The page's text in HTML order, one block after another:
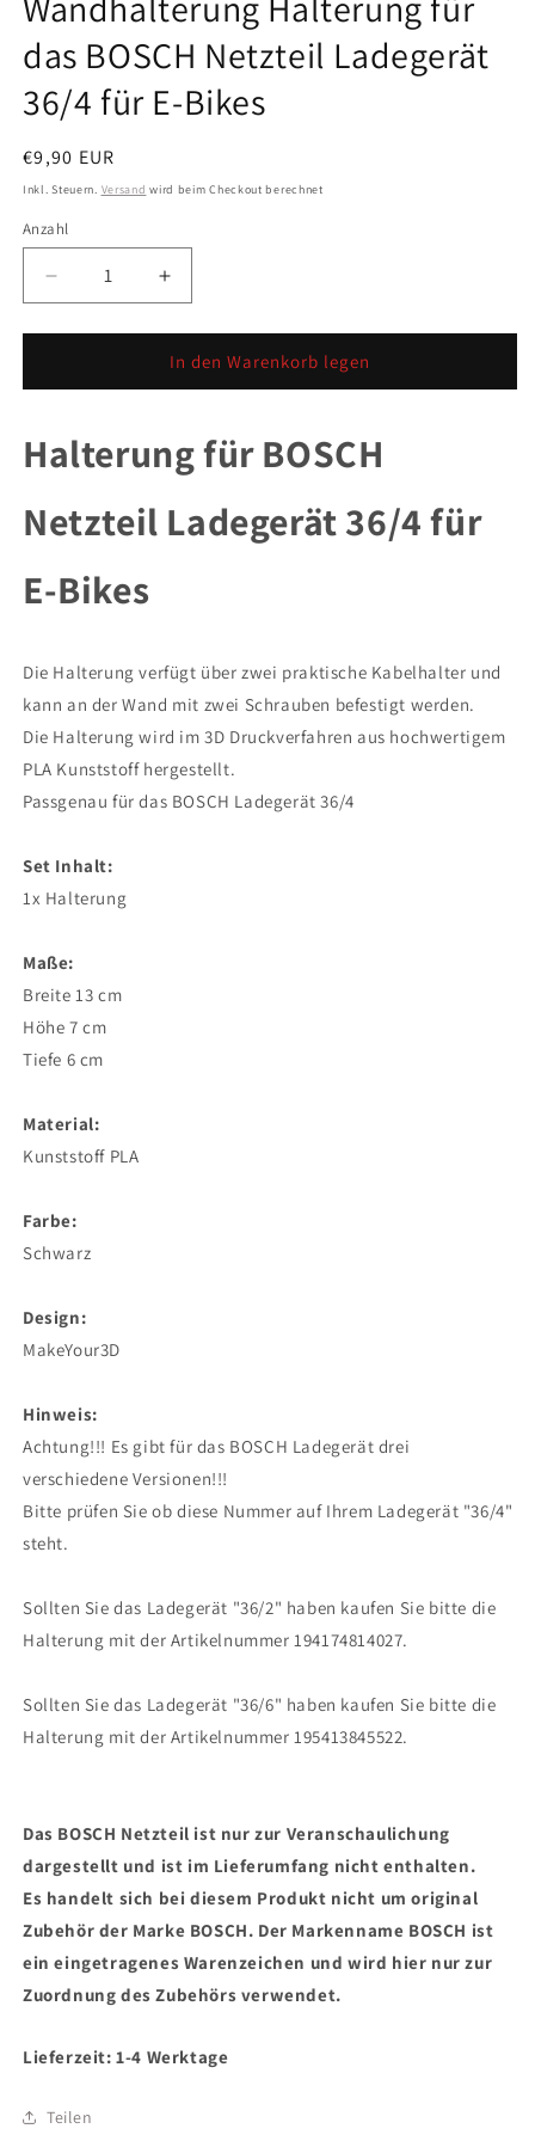
das BOSCH Netzteil Ladegerät
36/4 für E-Bikes
Normaler
Preis
€9,90 EUR
Inkl. Steuern. Versand wird beim Checkout berechnet
Anzahl
Anzahl
Verringere
die
Menge
Wandhalterung
für
das
Netzteil
Ladegerät
für
Erhöhe
die
Menge
für
Wandhalterung
das
Netzteil
Ladegerät
In den Warenkorb legen
Halterung für BOSCH
Netzteil Ladegerät 36/4 für
E-Bikes
Die Halterung verfügt über zwei praktische Kabelhalter und
kann an der Wand mit zwei Schrauben befestigt werden.
Die Halterung wird im 3D Druckverfahren aus hochwertigem
PLA Kunststoff hergestellt.
Passgenau für das BOSCH Ladegerät 36/4
Set Inhalt:
1x Halterung
Maße:
Breite 13 cm
Höhe 7 cm
Tiefe 6 cm
Material:
Kunststoff PLA
Farbe:
Schwarz
Design:
MakeYour3D
Hinweis:
Achtung!!! Es gibt für das BOSCH Ladegerät drei
verschiedene Versionen!!!
Bitte prüfen Sie ob diese Nummer auf Ihrem Ladegerät "36/4"
steht.
Sollten Sie das Ladegerät "36/2" haben kaufen Sie bitte die
Halterung mit der Artikelnummer 194174814027.
Sollten Sie das Ladegerät "36/6" haben kaufen Sie bitte die
Halterung mit der Artikelnummer 195413845522.
Das BOSCH Netzteil ist nur zur Veranschaulichung
dargestellt und ist im Lieferumfang nicht enthalten.
Es handelt sich bei diesem Produkt nicht um original
Zubehör der Marke BOSCH. Der Markenname BOSCH ist
ein eingetragenes Warenzeichen und wird hier nur zur
Zuordnung des Zubehörs verwendet.
Lieferzeit: 1-4 Werktage
Teilen